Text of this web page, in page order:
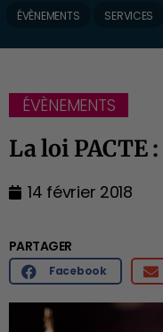
ÉVÈNEMENTS SERVICES
ÉVÈNEMENTS
La loi PACTE
14 février 2018
PARTAGER
Facebook